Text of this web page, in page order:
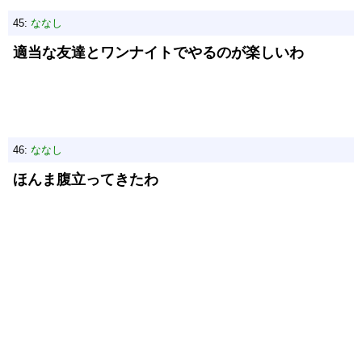
45: ななし
適当な友達とワンナイトでやるのが楽しいわ
46: ななし
ほんま腹立ってきたわ